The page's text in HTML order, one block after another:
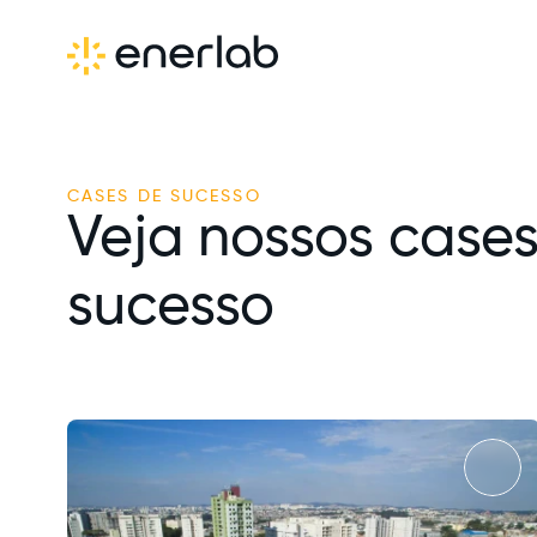
CASES DE SUCESSO
Veja nossos
sucesso